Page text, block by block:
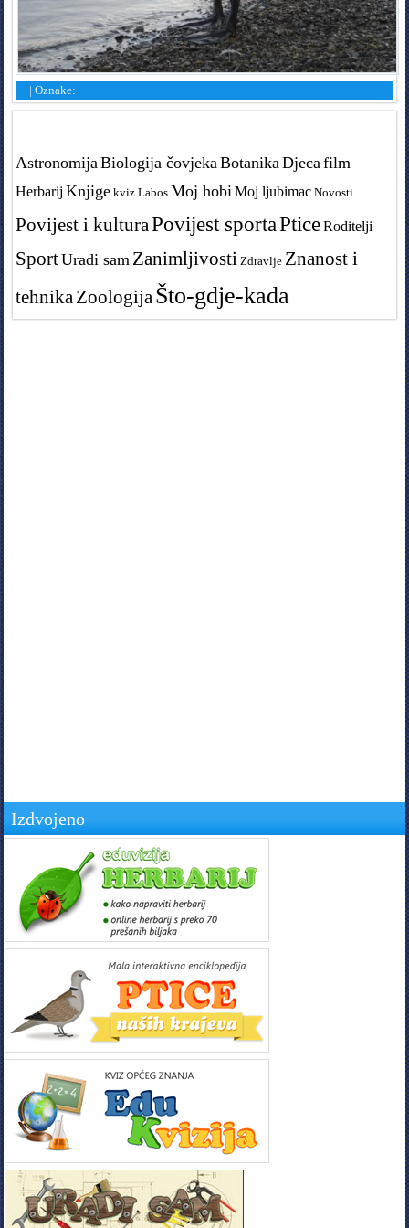
|Oznake:
AstronomijaBiologija čovjekaBotanikaDjecafilm
Herbarij Knjige kviz Labos Moj hobi Moj ljubimac Novosti
Povijest i kulturaPovijest sportaPtice Roditelji
SportUradi sam Zanimljivosti Zdravlje Znanost i
tehnika Zoologija Što-gdje-kada
Izdvojeno